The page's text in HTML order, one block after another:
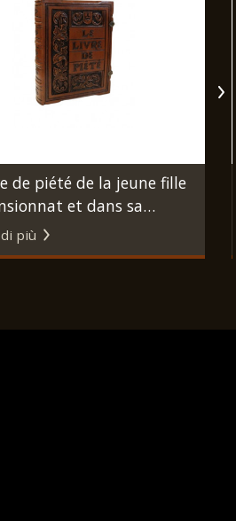
de piété de la jeune fille
et dans sa
Avignone, Abanel
s.d. (ma 1880 circa).
più